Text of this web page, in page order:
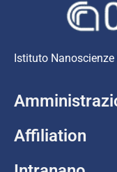
Istituto
Affiliation